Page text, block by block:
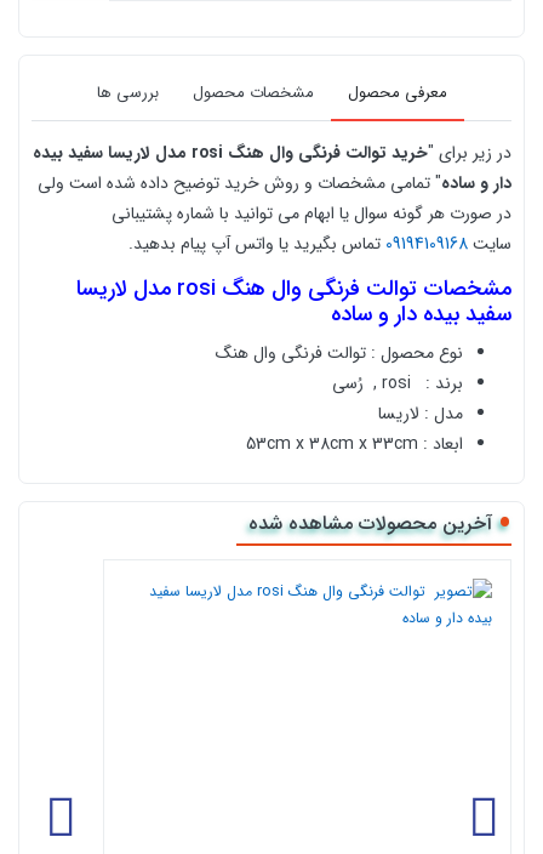
معرفی محصول مشخصات محصول بررسی ها
در زیر برای "خرید
توالت فرنگی وال هنگ rosi مدل لاریسا سفید بیده
دار و ساده" تمامی مشخصات و روش خرید توضیح داده شده است ولی
در صورت هر گونه سوال یا ابهام می توانید با شماره پشتیبانی
سایت09194109168 تماس بگیرید یا واتس آپ پیام بدهید.
مشخصات توالت فرنگی وال هنگ rosi مدل لاریسا
سفید بیده دار و ساده
نوع محصول : توالت فرنگی وال هنگ
برند :
rosi ,
رُسی
مدل : لاریسا
ابعاد : 53cm x 38cm x 33cm
سیستم تخلیه واش داون ( آبشاری )
سرعت تخلیه ۵ ثانیه
تحمل وزن ۹۰۰ کیلوگرم
توالت فرنگی ایرانی
پشتیبانی با
آخرین محصولات مشاهده شده